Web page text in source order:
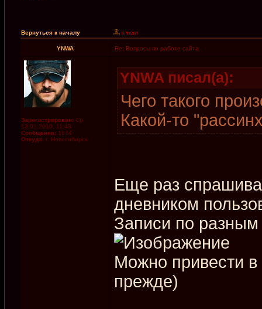
Вернуться к началу
YNWA Re: Вопросы по работе сайта
Зарегистрирован: Ср
13.01.2010, 11:43
Сообщения: 1874
Откуда: г. Новосибирск
YNWA писал(а):
Чего такого
Какой-то
Еще раз
дневником
Записи по разным
Можно привести
прежде)